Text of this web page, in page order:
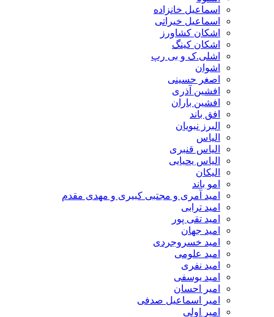
اسماعیل خانزاده
اسماعیل خیراتی
اشکان کشاورز
اشکان کینگ
اشلی.ک و بی رپ
اشوان
اصغر حسینی
افشین آذری
افشین باران
افق باند
البرز نبویان
الیاس
الیاس قنبرى
الیاس یحیایی
الیکان
امو باند
امید آمری و مجتبی کبیری و مهدى مقدم
امید ترابی
امید تقی پور
امید جهان
امید خسروجردی
امید علومی
امید نفری
امید یوسفی
امیر احسان
امیر اسماعیل صدفی
امیر اولی